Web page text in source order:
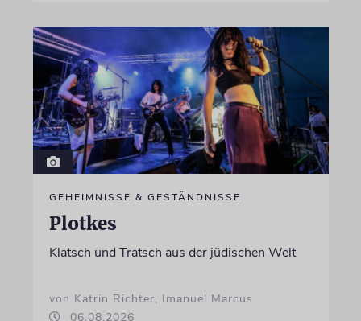
GEHEIMNISSE & GESTÄNDNISSE
Plotkes
Klatsch und Tratsch aus der jüdischen Welt
von Katrin Richter, Imanuel Marcus
06.08.2026